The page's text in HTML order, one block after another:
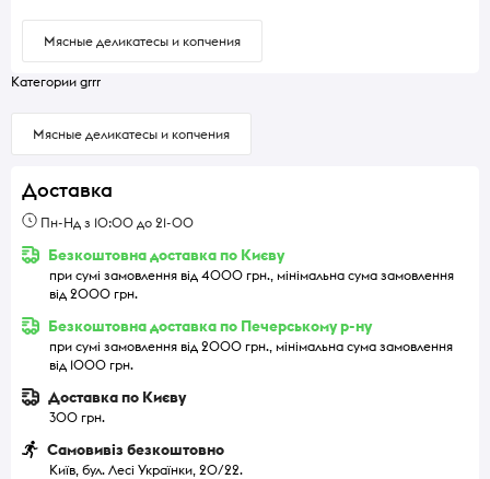
Мясные деликатесы и копчения
Категории grrr
Мясные деликатесы и копчения
Доставка
Пн-Нд з 10:00 до 21-00
Безкоштовна доставка по Києву
при сумі замовлення від 4000 грн., мінімальна сума замовлення
від 2000 грн.
Безкоштовна доставка по Печерському р-ну
при сумі замовлення від 2000 грн., мінімальна сума замовлення
від 1000 грн.
Доставка по Києву
300 грн.
Самовивіз безкоштовно
Київ, бул. Лесі Українки, 20/22.